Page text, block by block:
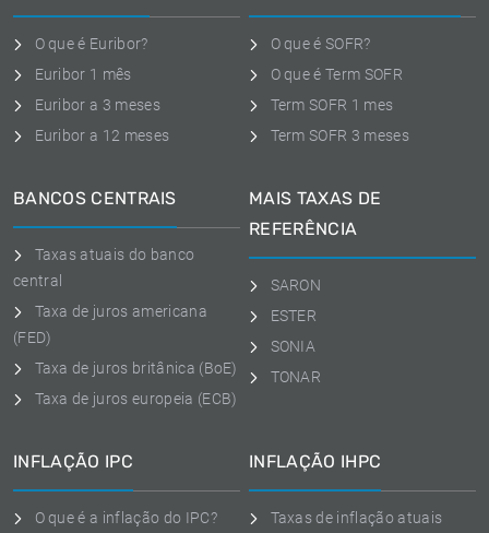
O que é Euribor?
Euribor 1 mês
Euribor a 3 meses
Euribor a 12 meses
O que é SOFR?
O que é Term SOFR
Term SOFR 1 mes
Term SOFR 3 meses
BANCOS CENTRAIS
Taxas atuais do banco
central
Taxa de juros americana
(FED)
Taxa de juros britânica (BoE)
Taxa de juros europeia (ECB)
MAIS TAXAS DE
REFERÊNCIA
SARON
ESTER
SONIA
TONAR
INFLAÇÃO IPC
O que é a inflação do IPC?
INFLAÇÃO IHPC
Taxas de inflação atuais